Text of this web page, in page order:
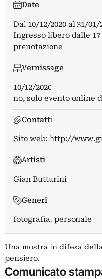
Date
Dal 10/12/2020 al 31/01/
Ingresso libero dalle
prenotazione
Vernissage
10/12/2020
no, solo evento online
Contatti
Sito web: http://
Artisti
Gian Butturini
Generi
fotografia, personale
Una mostra in difesa
pensiero.
Comunicato